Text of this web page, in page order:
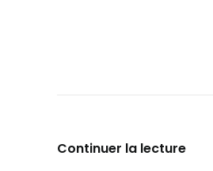
Continuer la lecture